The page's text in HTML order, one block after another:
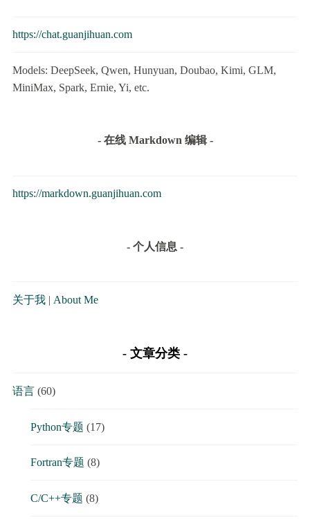
https://chat.guanjihuan.com
Models: DeepSeek, Qwen, Hunyuan, Doubao, Kimi, GLM,
MiniMax, Spark, Ernie, Yi, etc.
- 在线 Markdown 编辑 -
https://markdown.guanjihuan.com
- 个人信息 -
关于我| About Me
文章分类
语言(60)
Python专题 (17)
Fortran专题 (8)
C/C++专题 (8)